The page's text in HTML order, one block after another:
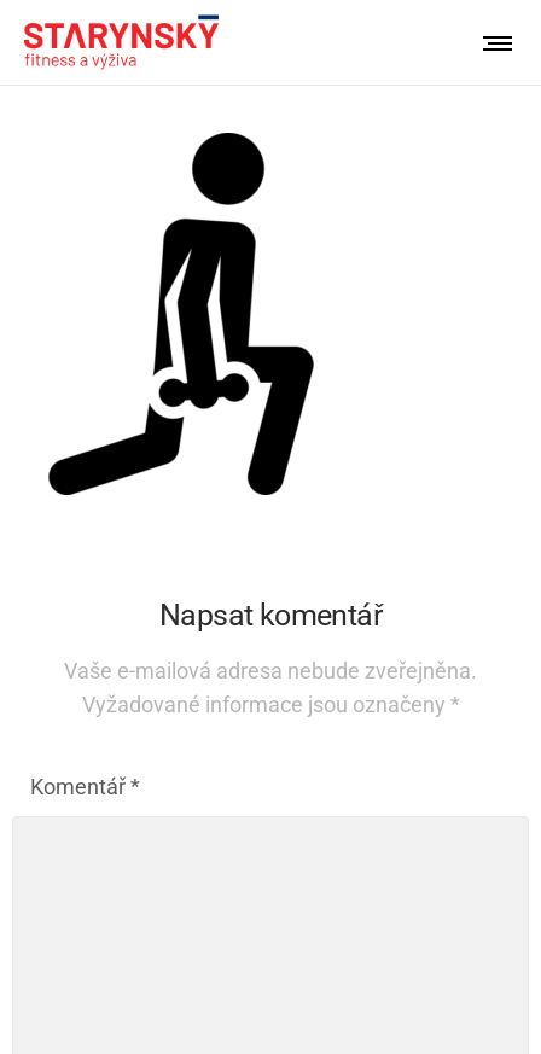
Napsat komentář
Vaše e-mailová adresa nebude zveřejněna.
Vyžadované informace jsou označeny *
Komentář*